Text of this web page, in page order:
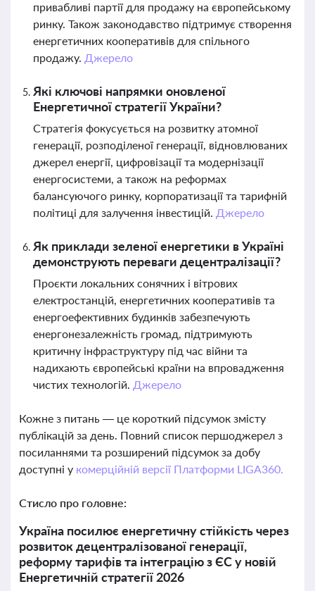
привабливі партії для продажу на європейському
ринку. Також законодавство підтримує створення
енергетичних кооперативів для спільного
продажу. Джерело
Які ключові напрямки оновленої
Енергетичної стратегії України?
Стратегія фокусується на розвитку атомної
генерації, розподіленої генерації, відновлюваних
джерел енергії, цифровізації та модернізації
енергосистеми, а також на реформах
балансуючого ринку, корпоратизації та тарифній
політиці для залучення інвестицій. Джерело
Як приклади зеленої енергетики в Україні
демонструють переваги децентралізації?
Проєкти локальних сонячних і вітрових
електростанцій, енергетичних кооперативів та
енергоефективних будинків забезпечують
енергонезалежність громад, підтримують
критичну інфраструктуру під час війни та
надихають європейські країни на впровадження
чистих технологій. Джерело
Кожне з питань — це короткий підсумок змісту
публікацій за день. Повний список першоджерел з
посиланнями та розширений підсумок за добу
доступні у комерційній версії Платформи LIGA360.
Стисло про головне:
Україна посилює енергетичну стійкість через
розвиток децентралізованої генерації,
реформу тарифів та інтеграцію з ЄС у новій
Енергетичній стратегії 2026